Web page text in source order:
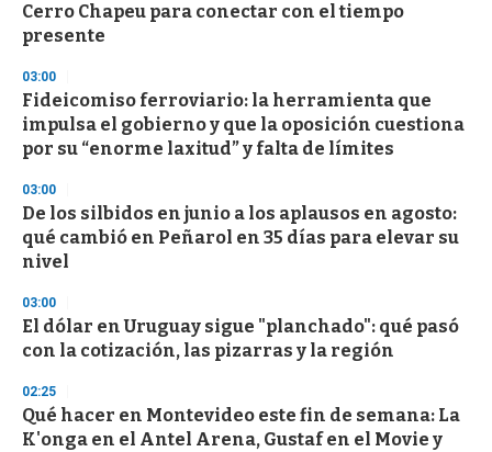
Cerro Chapeu para conectar con el tiempo
presente
03:00
Fideicomiso ferroviario: la herramienta que
impulsa el gobierno y que la oposición cuestiona
por su “enorme laxitud” y falta de límites
03:00
De los silbidos en junio a los aplausos en agosto:
qué cambió en Peñarol en 35 días para elevar su
nivel
03:00
El dólar en Uruguay sigue "planchado": qué pasó
con la cotización, las pizarras y la región
02:25
Qué hacer en Montevideo este fin de semana: La
K'onga en el Antel Arena, Gustaf en el Movie y